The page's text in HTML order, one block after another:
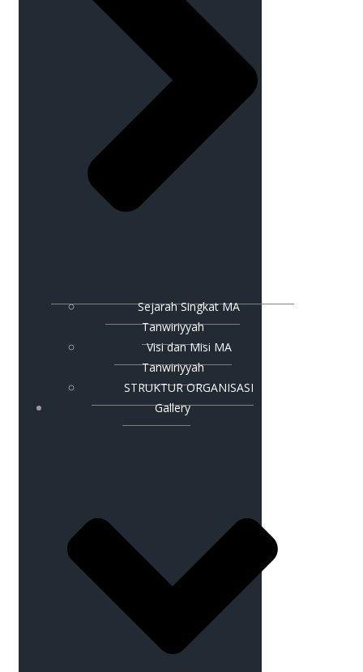
Sejarah Singkat MA
Tanwiriyyah
Visi dan Misi MA
Tanwiriyyah
STRUKTUR ORGANISASI
Gallery